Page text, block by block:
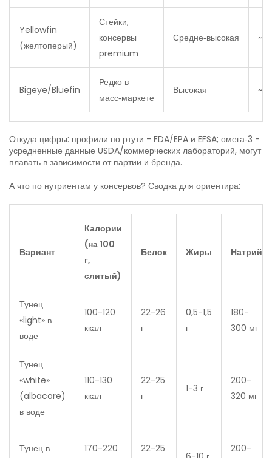
Yellowfin
(желтоперый)
Стейки,
консервы
premium
Средне‑высокая
Bigeye/Bluefin
Редко в
масс‑маркете
Высокая
Откуда цифры: профили по ртути - FDA/EPA и EFSA; омега‑3 -
усредненные данные USDA/коммерческих лабораторий, могут
плавать в зависимости от партии и бренда.
А что по нутриентам у консервов? Сводка для ориентира:
Вариант
Калории
(на 100
г,
слитый)
Белок Жиры Натрий
Тунец
«light» в
воде
100-120
ккал
22-26
г
0,5-1,5
г
180-
300 мг
Тунец
«white»
(albacore)
в воде
110-130
ккал
22-25
г
1-3 г
200-
320 мг
Тунец в 170-220 22-25 200-